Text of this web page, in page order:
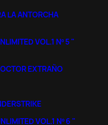
LA ANTORCHA
VOL.1 Nº 5 "
EXTRAÑO
VOL.1 Nº 6 "